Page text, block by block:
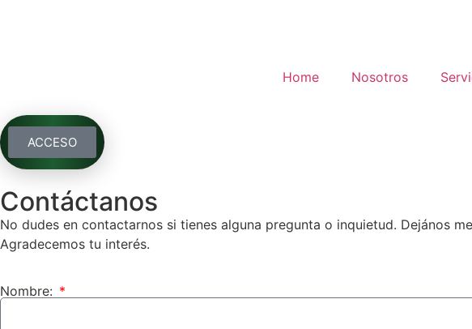
Home Nosotros
ACCESO
Contáctanos
No dudes en contactarnos si tienes alguna pregunta o inquietud. Dejános
Agradecemos tu interés.
Nombre: